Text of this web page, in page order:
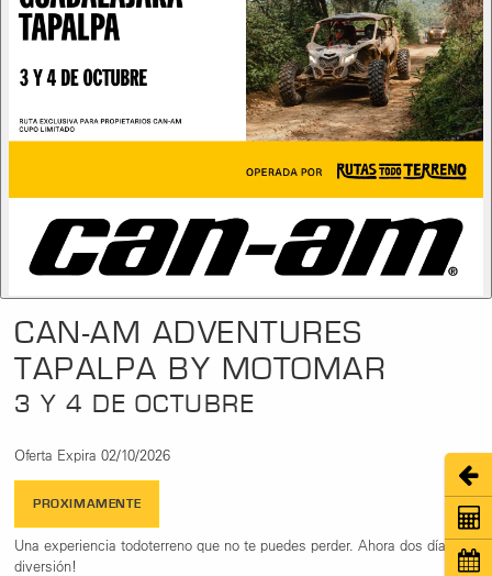
CAN-AM ADVENTURES
TAPALPA BY MOTOMAR
3 Y 4 DE OCTUBRE
Oferta Expira 02/10/2026
PROXIMAMENTE
Una experiencia todoterreno que no te puedes perder. Ahora dos días de
diversión!